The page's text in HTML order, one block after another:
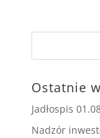
Ostatnie
Jadłospis
Nadzór